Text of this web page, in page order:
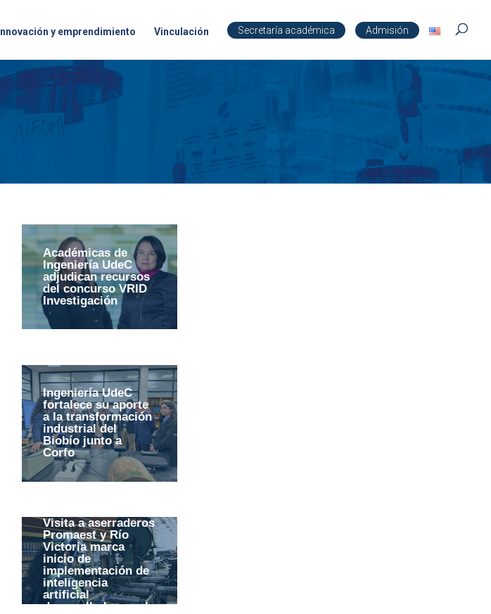
Innovación y emprendimiento Vinculación Secretaría académica Admisión
Académicas de
Ingeniería UdeC
adjudican recursos
del concurso VRID
Investigación
Ingeniería UdeC
fortalece su aporte
a la transformación
industrial del
Biobío junto a
Corfo
Visita a aserraderos
Promaest y Río
Victoria marca
inicio de
implementación de
inteligencia
artificial
desarrollada por el